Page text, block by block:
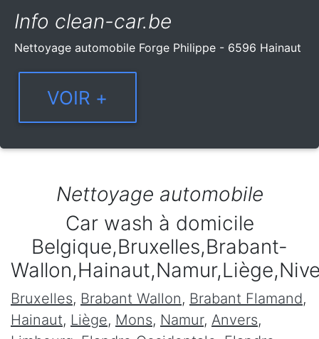
Info clean-car.be
Nettoyage automobile Forge Philippe - 6596 Hainaut
Nettoyage automobile
Car wash à domicile
Belgique,Bruxelles,Brabant-
Bruxelles, Brabant Wallon, Brabant Flamand,
Hainaut, Liège, Mons, Namur, Anvers,